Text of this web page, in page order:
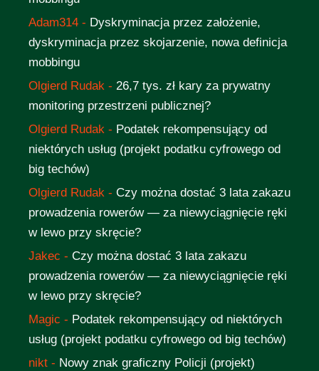
Adam314 - Dyskryminacja przez założenie,
dyskryminacja przez skojarzenie, nowa definicja
mobbingu
Olgierd Rudak - 26,7 tys. zł kary za prywatny
monitoring przestrzeni publicznej?
Olgierd Rudak - Podatek rekompensujący od
niektórych usług (projekt podatku cyfrowego od
big techów)
Olgierd Rudak - Czy można dostać 3 lata zakazu
prowadzenia rowerów — za niewyciągnięcie ręki
w lewo przy skręcie?
Jakec - Czy można dostać 3 lata zakazu
prowadzenia rowerów — za niewyciągnięcie ręki
w lewo przy skręcie?
Magic - Podatek rekompensujący od niektórych
usług (projekt podatku cyfrowego od big techów)
nikt - Nowy znak graficzny Policji (projekt)